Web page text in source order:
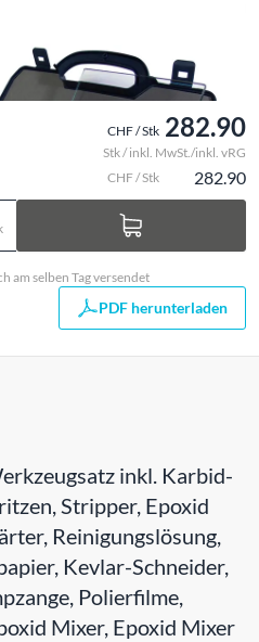
CHF / Stk 282.90
Stk / inkl. MwSt./inkl. vRG
CHF / Stk 282.90
am selben Tag versendet
PDF herunterladen
inkl. Karbid-
Stripper, Epoxid
Reinigungslösung,
Kevlar-Schneider,
Polierfilme,
Mixer, Epoxid Mixer